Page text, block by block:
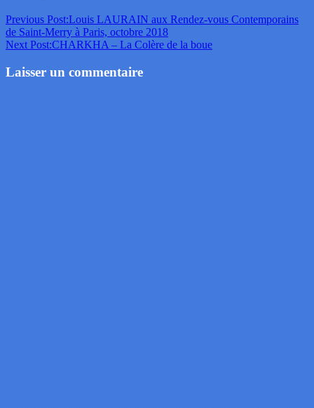
Previous Post:Louis LAURAIN aux Rendez-vous Contemporains
de Saint-Merry à Paris, octobre 2018
Next Post:CHARKHA – La Colère de la boue
Laisser un commentaire